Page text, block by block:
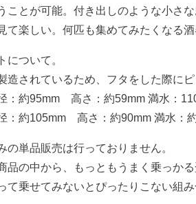
ことが可能。付き出しのような小さ
て楽しい。何匹も集めてみたくなる酒
について。
造されているため、フタをした際にピ
：約95mm 高さ：約59mm 満水：
：約105mm 高さ：約90mm 満水：
の単品販売は行っておりません。
品の中から、もっともうまく乗っかる
て乗せてみないとぴったりこない組